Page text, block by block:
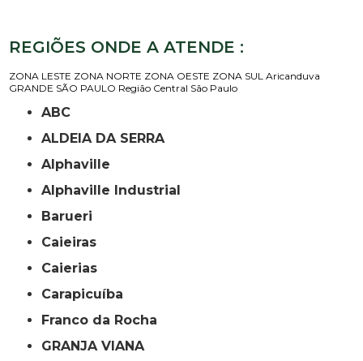
REGIÕES ONDE A ATENDE :
ZONA LESTE ZONA NORTE ZONA OESTE ZONA SUL Aricanduva
GRANDE SÃO PAULO Região Central São Paulo
ABC
ALDEIA DA SERRA
Alphaville
Alphaville Industrial
Barueri
Caieiras
Caierias
Carapicuíba
Franco da Rocha
GRANJA VIANA